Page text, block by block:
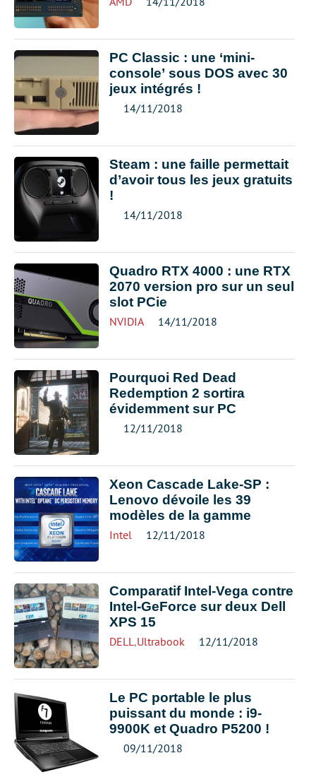
PC Classic : une ‘mini-
console’ sous DOS avec 30
jeux intégrés !
14/11/2018
Steam : une faille permettait
d’avoir tous les jeux gratuits
!
14/11/2018
Quadro RTX 4000 : une RTX
2070 version pro sur un seul
slot PCie
NVIDIA 14/11/2018
Pourquoi Red Dead
Redemption 2 sortira
évidemment sur PC
12/11/2018
Xeon Cascade Lake-SP :
Lenovo dévoile les 39
modèles de la gamme
Intel 12/11/2018
Comparatif Intel-Vega contre
Intel-GeForce sur deux Dell
XPS 15
DELL,Ultrabook 12/11/2018
Le PC portable le plus
puissant du monde : i9-
9900K et Quadro P5200 !
09/11/2018